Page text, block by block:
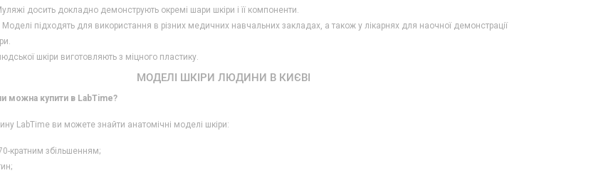
досить докладно демонструють окремі шари шкіри і її компоненти.
Моделі підходять для використання в різних медичних навчальних закладах, а також у лікарнях для наочної демонстрації
шкіри виготовляють з міцного пластику.
МОДЕЛІ ШКІРИ ЛЮДИНИ В КИЄВІ
можна купити в LabTime?
LabTime ви можете знайти анатомічні моделі шкіри:
кратним збільшенням;